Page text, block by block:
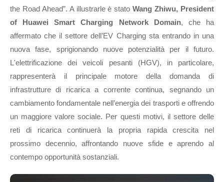
the Road Ahead”. A illustrarle è statoWang Zhiwu, President
of Huawei Smart Charging Network Domain, che ha
affermato che il settore dell’EV Charging sta entrando in una
nuova fase, sprigionando nuove potenzialità per il futuro.
L'elettrificazione dei veicoli pesanti (HGV), in particolare,
rappresenterà il principale motore della domanda di
infrastrutture di ricarica a corrente continua, segnando un
cambiamento fondamentale nell’energia dei trasporti e offrendo
un maggiore valore sociale. Per questi motivi, il settore delle
reti di ricarica continuerà la propria rapida crescita nel
prossimo decennio, affrontando nuove sfide e aprendo al
contempo opportunità sostanziali.